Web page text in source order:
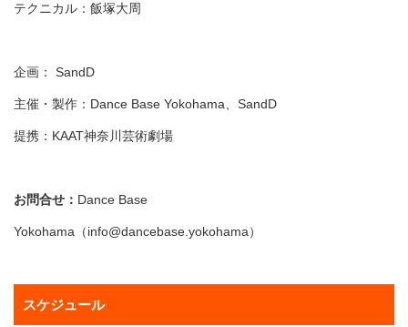
テクニカル：飯塚大周
企画： SandD
主催・製作：Dance Base Yokohama、SandD
提携：KAAT神奈川芸術劇場
お問合せ： Dance Base
Yokohama（info@dancebase.yokohama）
スケジュール